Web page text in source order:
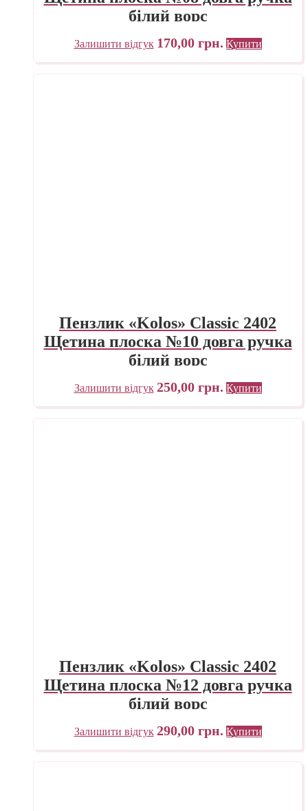
білий ворс
Залишити відгук 170,00 грн. Купити
Пензлик «Kolos» Classic 2402
Щетина плоска №10 довга ручка
білий ворс
Залишити відгук 250,00 грн. Купити
Пензлик «Kolos» Classic 2402
Щетина плоска №12 довга ручка
білий ворс
Залишити відгук 290,00 грн. Купити